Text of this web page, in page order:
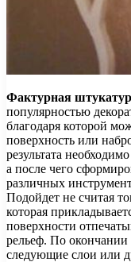
Фактурная
популярностью
благодаря которой
поверхность или
результата
а после чего
различных
Подойдет не считая
которая
поверхности
рельеф. По окончании
следующие слои или